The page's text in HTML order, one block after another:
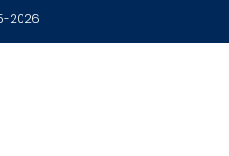
2026